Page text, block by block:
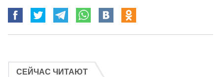
СЕЙЧАС ЧИТАЮТ